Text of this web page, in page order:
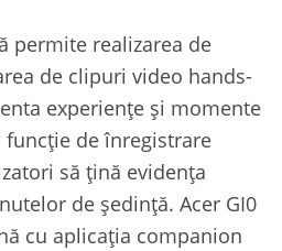
permite realizarea de
de clipuri video hands-
experiențe și momente
de înregistrare
să țină evidența
de ședință. Acer GI0
cu aplicația companion